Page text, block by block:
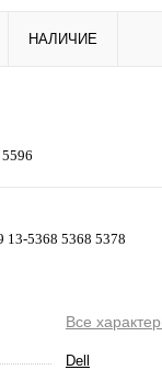
НАЛИЧИЕ
5596
13-5368 5368 5378
Все
Dell